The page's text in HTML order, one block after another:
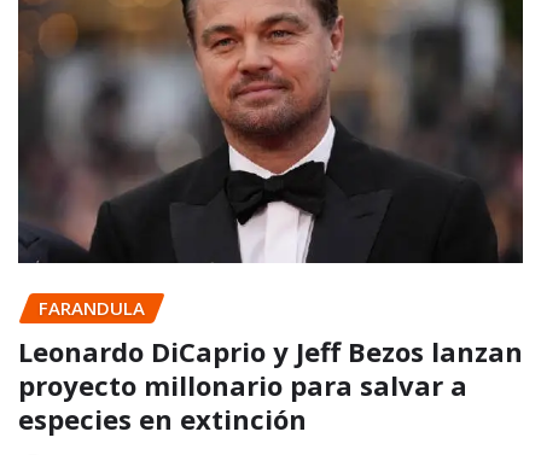
FARANDULA
Leonardo DiCaprio y Jeff Bezos lanzan
proyecto millonario para salvar a
especies en extinción